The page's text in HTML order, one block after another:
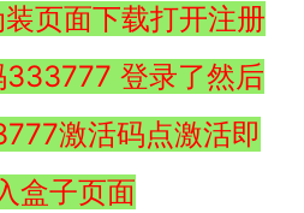
页面下载打开注册
333777 登录了然后
激活码点激活即
盒子页面